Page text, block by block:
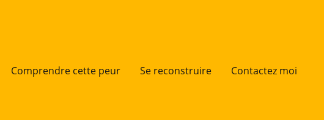
Comprendre cette peur Se reconstruire Contactez moi